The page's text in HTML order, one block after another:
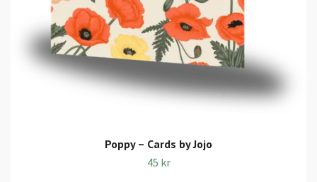
Poppy – Cards by Jojo
45 kr